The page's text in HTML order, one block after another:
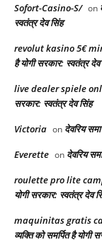
Sofort-Casino-S/ on
स्वतंत्र देव सिंह
revolut kasino 5€
है योगी सरकार: स्वतंत्र देव
live dealer spiele
सरकार: स्वतंत्र देव सिंह
Victoria on देवरिय
Everette on देवरिय
roulette pro lite
योगी सरकार: स्वतंत्र देव
maquinitas gratis
व्यक्ति को समर्पित है